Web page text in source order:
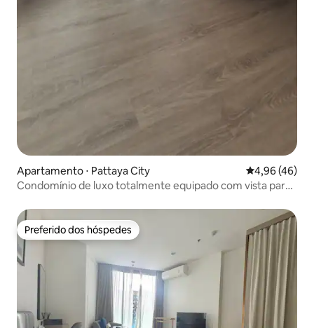
Apartamento ⋅ Pattaya City 4,96 de uma
4,96 (46)
Condomínio de luxo totalmente equipado com vista para
Preferido dos hóspedes
Preferido dos hóspedes